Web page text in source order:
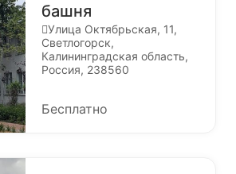
башня
Улица Октябрьская, 11,
Светлогорск,
Калининградская область,
Россия, 238560
Бесплатно